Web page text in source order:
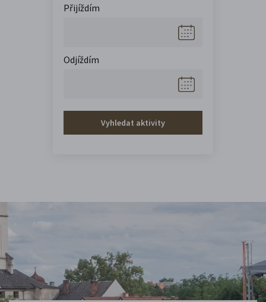
Přijíždím
Odjíždím
Vyhledat aktivity